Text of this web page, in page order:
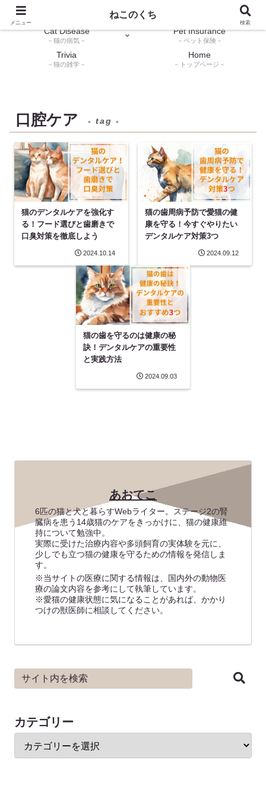
Cat Disease
－猫の病気－
Pet Insurance
－ペット保険－
Trivia
－猫の雑学－
Home
－トップページ－
口腔ケア - tag -
猫のデンタルケアを強化す
る！フード選びと歯磨きで
口臭対策を徹底しよう
2024.10.14
猫の歯周病予防で愛猫の健
康を守る！今すぐやりたい
デンタルケア対策3つ
2024.09.12
猫の歯を守るのは健康の秘
訣！デンタルケアの重要性
と実践方法
2024.09.03
あおてこ
6匹の猫と犬と暮らすWebライター。ステージ2の腎
臓病を患う14歳猫のケアをきっかけに、猫の健康維
持について勉強中。
実際に受けた治療内容や多頭飼育の実体験を元に、
少しでも立つ猫の健康を守るための情報を発信しま
す。
※当サイトの医療に関する情報は、国内外の動物医
療の論文内容を参考にして執筆しています。
※愛猫の健康状態に気になることがあれば、かかり
つけの獣医師に相談してください。
カテゴリー
メニュー
ねこのくち
検索